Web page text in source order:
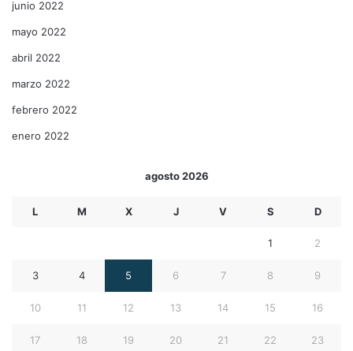
junio 2022
mayo 2022
abril 2022
marzo 2022
febrero 2022
enero 2022
agosto 2026
L M X J V S D
1 2
3 4 5 6 7 8 9
10 11 12 13 14 15 16
17 18 19 20 21 22 23